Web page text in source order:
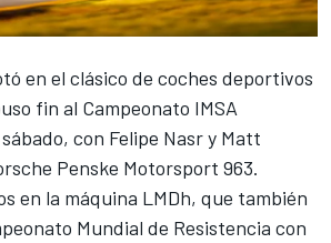
en el clásico de coches deportivos
fin al Campeonato IMSA
con Felipe Nasr y Matt
Penske Motorsport 963.
en la máquina LMDh, que también
Mundial de Resistencia con